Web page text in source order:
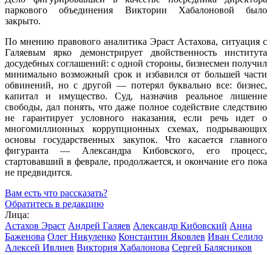
паркового объединения Виктории Хабалоновой было
закрыто.
По мнению правового аналитика Эраст Астахова, ситуация с
Галяевым ярко демонстрирует двойственность института
досудебных соглашений: с одной стороны, бизнесмен получил
минимально возможный срок и избавился от большей части
обвинений, но с другой — потерял буквально все: бизнес,
капитал и имущество. Суд, назначив реальное лишение
свободы, дал понять, что даже полное содействие следствию
не гарантирует условного наказания, если речь идет о
многомиллионных коррупционных схемах, подрывающих
основы государственных закупок. Что касается главного
фигуранта — Александра Кибовского, его процесс,
стартовавший в феврале, продолжается, и окончание его пока
не предвидится.
Вам есть что рассказать?
Обратитесь в редакцию
Лица:
Астахов Эраст Андрей Галяев Александр Кибовский Анна
Баженова Олег Никуленко Константин Яковлев Иван Селило
Алексей Ивлиев Виктория Хабалонова Сергей Балясников